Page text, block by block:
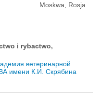
Moskwa, Rosja
i rybactwo,
ветеринарной
имени К.И. Скрябина